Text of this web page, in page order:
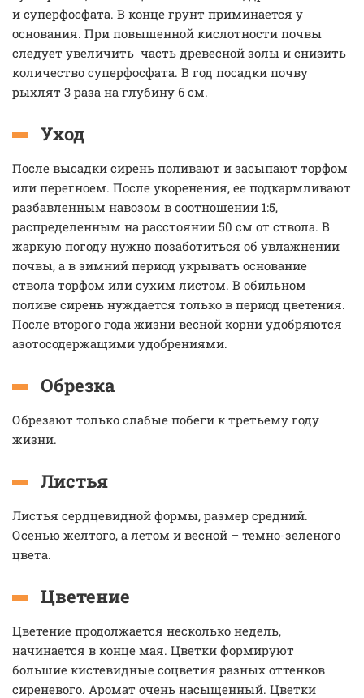
и суперфосфата. В конце грунт приминается у
основания. При повышенной кислотности почвы
следует увеличить часть древесной золы и снизить
количество суперфосфата. В год посадки почву
рыхлят 3 раза на глубину 6 см.
Уход
После высадки сирень поливают и засыпают торфом
или перегноем. После укоренения, ее подкармливают
разбавленным навозом в соотношении 1:5,
распределенным на расстоянии 50 см от ствола. В
жаркую погоду нужно позаботиться об увлажнении
почвы, а в зимний период укрывать основание
ствола торфом или сухим листом. В обильном
поливе сирень нуждается только в период цветения.
После второго года жизни весной корни удобряются
азотосодержащими удобрениями.
Обрезка
Обрезают только слабые побеги к третьему году
жизни.
Листья
Листья сердцевидной формы, размер средний.
Осенью желтого, а летом и весной – темно-зеленого
цвета.
Цветение
Цветение продолжается несколько недель,
начинается в конце мая. Цветки формируют
большие кистевидные соцветия разных оттенков
сиреневого. Аромат очень насыщенный. Цветки